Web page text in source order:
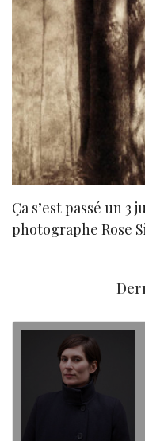
Ça s’est passé un
photographe Rose